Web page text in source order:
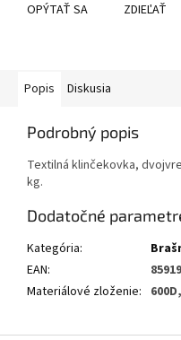
OPÝTAŤ SA ZDIEĽAŤ
Popis Diskusia
Podrobný popis
Textilná klinčekovka,
kg.
Dodatočné
Kategória:
EAN:
Materiálové zloženie: